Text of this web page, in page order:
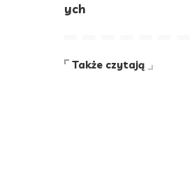
Także czytają